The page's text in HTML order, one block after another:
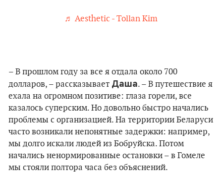
♬ Aesthetic - Tollan Kim
– В прошлом году за все я отдала около 700
долларов, – рассказывает Даша. – В путешествие я
ехала на огромном позитиве: глаза горели, все
казалось суперским. Но довольно быстро начались
проблемы с организацией. На территории Беларуси
часто возникали непонятные задержки: например,
мы долго искали людей из Бобруйска. Потом
начались ненормированные остановки – в Гомеле
мы стояли полтора часа без объяснений.